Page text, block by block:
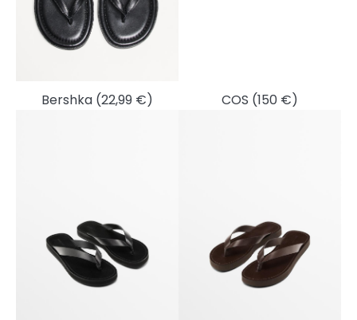
Bershka (22,99 €) COS (150 €)